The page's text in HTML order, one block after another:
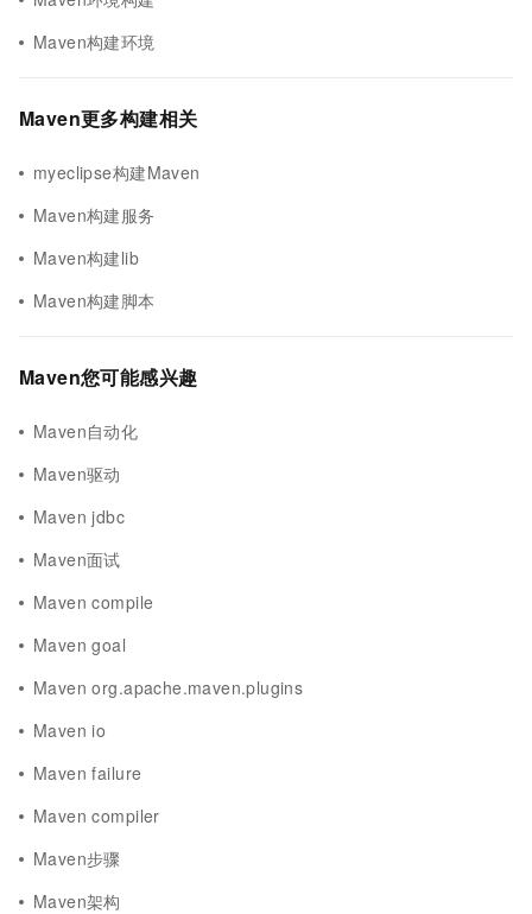
Maven构建环境
Maven更多构建相关
myeclipse构建Maven
Maven构建服务
Maven构建lib
Maven构建脚本
Maven您可能感兴趣
Maven自动化
Maven驱动
Maven jdbc
Maven面试
Maven compile
Maven goal
Maven org.apache.maven.plugins
Maven io
Maven failure
Maven compiler
Maven步骤
Maven架构